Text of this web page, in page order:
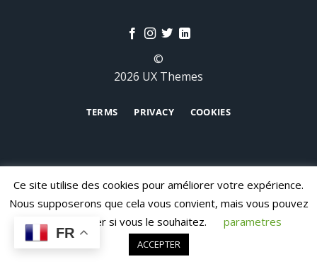
©
2026 UX Themes
TERMS PRIVACY COOKIES
CONTACT
Copyright 2026 ©LOGICAL SYSTEMS
Ce site utilise des cookies pour améliorer votre expérience.
Nous supposerons que cela vous convient, mais vous pouvez
vous désabonner si vous le souhaitez.
parametres
ACCEPTER
FR